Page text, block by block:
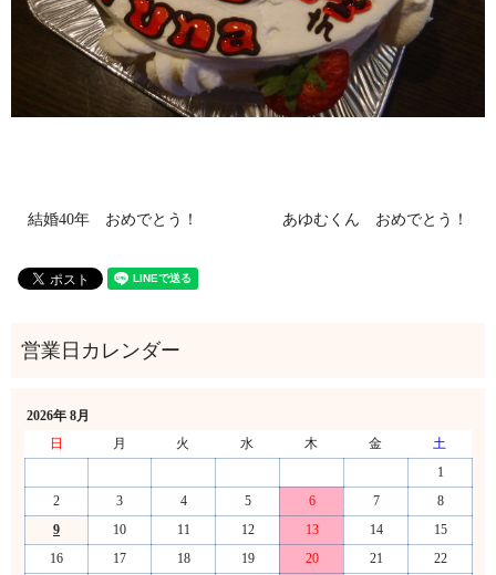
結婚40年 おめでとう！ あゆむくん おめでとう！
2026年 8月
日
月 火 水 木 金
土
1
2
3 4 5 6 7
8
9
10 11 12 13 14
15
16
17 18 19 20 21
22